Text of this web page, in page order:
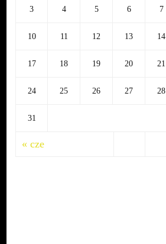
3 4 5 6 7
10 11 12 13 14
17 18 19 20 21
24 25 26 27 28
31
« cze